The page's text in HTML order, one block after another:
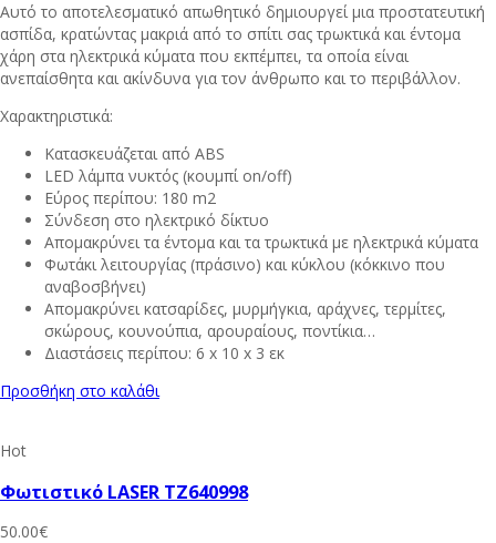
Αυτό το αποτελεσματικό απωθητικό δημιουργεί μια προστατευτική
ασπίδα, κρατώντας μακριά από το σπίτι σας τρωκτικά και έντομα
χάρη στα ηλεκτρικά κύματα που εκπέμπει, τα οποία είναι
ανεπαίσθητα και ακίνδυνα για τον άνθρωπο και το περιβάλλον.
Χαρακτηριστικά:
Κατασκευάζεται από ABS
LED λάμπα νυκτός (κουμπί on/off)
Εύρος περίπου: 180 m2
Σύνδεση στο ηλεκτρικό δίκτυο
Απομακρύνει τα έντομα και τα τρωκτικά με ηλεκτρικά κύματα
Φωτάκι λειτουργίας (πράσινο) και κύκλου (κόκκινο που
αναβοσβήνει)
Απομακρύνει κατσαρίδες, μυρμήγκια, αράχνες, τερμίτες,
σκώρους, κουνούπια, αρουραίους, ποντίκια…
Διαστάσεις περίπου: 6 x 10 x 3 εκ
Προσθήκη στο καλάθι
Hot
Φωτιστικό LASER TZ640998
50.00€